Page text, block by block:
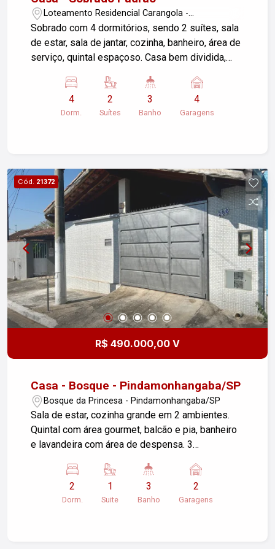
Loteamento Residencial Carangola -
Pindamonhangaba/SP
Sobrado com 4 dormitórios, sendo 2 suítes, sala
de estar, sala de jantar, cozinha, banheiro, área de
serviço, quintal espaçoso. Casa bem dividida,
Este sobrado no Carangola oferece um ambiente
confortável e bem iluminado, ideal para quem
busca um lar espaçoso e funcional. Agende uma
4
Dorm.
2
Suítes
3
Banho
4
Garagens
Cód. 21372
R$ 490.000,00 V
Casa - Bosque - Pindamonhangaba/SP
Bosque da Princesa - Pindamonhangaba/SP
Sala de estar, cozinha grande em 2 ambientes.
Quintal com área gourmet, balcão e pia, banheiro
e lavandeira com área de despensa. 3
banheiros com box e armários. Com um terreno
de 252,00m2 e uma área construída de
226,00m2. Possui garagem coberta para 2 carros.
2
Dorm.
1
Suite
3
Banho
2
Garagens